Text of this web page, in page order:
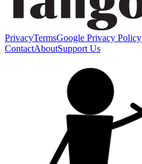
PrivacyTermsGoogle Privacy Policy
ContactAboutSupport Us